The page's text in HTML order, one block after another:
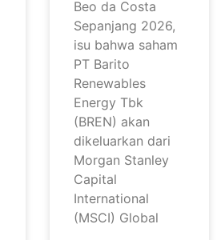
Beo da Costa
Sepanjang 2026,
isu bahwa saham
PT Barito
Renewables
Energy Tbk
(BREN) akan
dikeluarkan dari
Morgan Stanley
Capital
International
(MSCI) Global